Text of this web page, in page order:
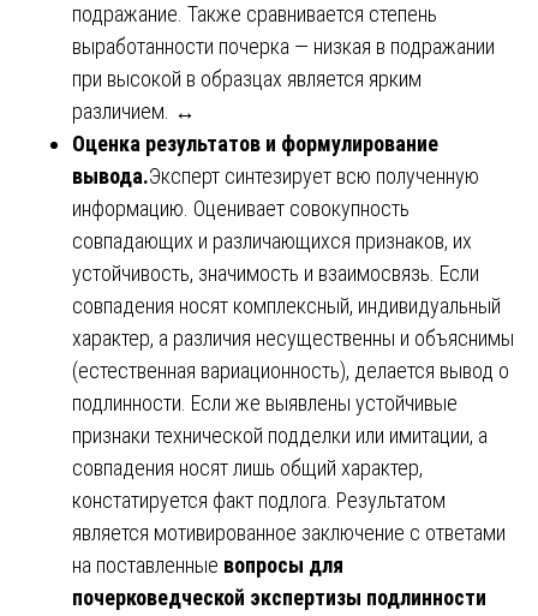
подражание. Также сравнивается степень
выработанности почерка — низкая в подражании
при высокой в образцах является ярким
различием. ↔️
Оценка результатов и формулирование
вывода.Эксперт синтезирует всю полученную
информацию. Оценивает совокупность
совпадающих и различающихся признаков, их
устойчивость, значимость и взаимосвязь. Если
совпадения носят комплексный, индивидуальный
характер, а различия несущественны и объяснимы
(естественная вариационность), делается вывод о
подлинности. Если же выявлены устойчивые
признаки технической подделки или имитации, а
совпадения носят лишь общий характер,
констатируется факт подлога. Результатом
является мотивированное заключение с ответами
на поставленные вопросы для
почерковедческой экспертизы подлинности